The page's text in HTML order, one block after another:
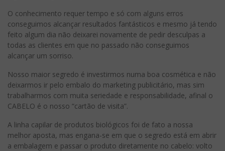
O conhecimento requer tempo e só com alguns erros
conseguimos alcançar resultados fantásticos e mesmo já tendo
feito algum dia não deixarei novamente de pedir desculpas a
todas as clientes em que no passado não conseguimos
alcançar um sorriso.
Nosso maior segredo é investirmos numa boa cosmética e não
deixarmos ir pelo embalo do marketing publicitário, mas sim
trabalharmos com muita seriedade e responsabilidade, afinal o
CABELO é o nosso “cartão de visita”.
A linha capilar de produtos biológicos foi de fato a nossa
melhor aposta, mas engana-se em que o segredo está em abrir
a embalagem e passar o produto diretamente no cabelo: volto